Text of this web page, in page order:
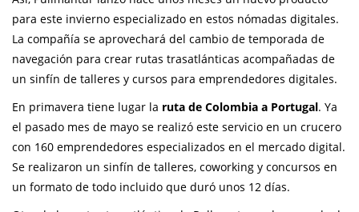
para este invierno especializado en estos nómadas digitales.
La compañía se aprovechará del cambio de temporada de
navegación para crear rutas trasatlánticas acompañadas de
un sinfín de talleres y cursos para emprendedores digitales.
En primavera tiene lugar la ruta de Colombia a Portugal. Ya
el pasado mes de mayo se realizó este servicio en un crucero
con 160 emprendedores especializados en el mercado digital.
Se realizaron un sinfín de talleres, coworking y concursos en
un formato de todo incluido que duró unos 12 días.